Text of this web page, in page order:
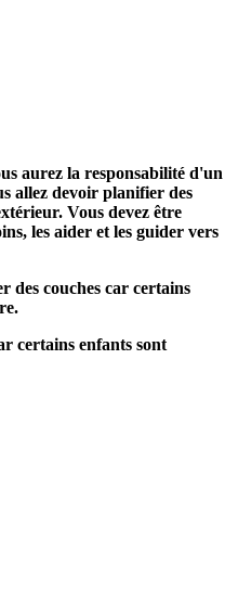
aurez la responsabilité d'un
allez devoir planifier des
Vous devez être
les aider et les guider vers
des couches car certains
certains enfants sont